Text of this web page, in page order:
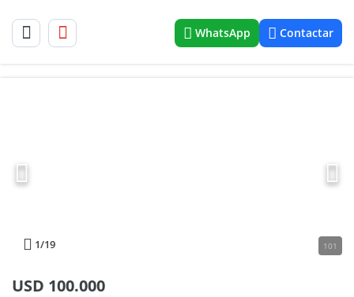
WhatsApp Contactar
1/19 101
USD 100.000